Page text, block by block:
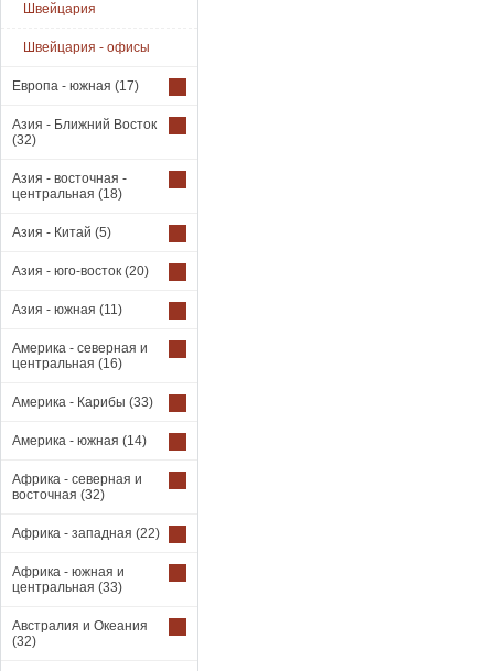
Швейцария
Швейцария - офисы
Европа - южная (17)
Азия - Ближний Восток
(32)
Азия - восточная -
центральная (18)
Азия - Китай (5)
Азия - юго-восток (20)
Азия - южная (11)
Америка - северная и
центральная (16)
Америка - Карибы (33)
Америка - южная (14)
Африка - северная и
восточная (32)
Африка - западная (22)
Африка - южная и
центральная (33)
Австралия и Океания
(32)